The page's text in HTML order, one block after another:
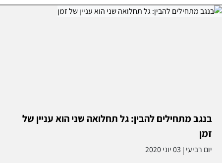
בנגב מתחילים להבין: גל תחלואה שני הוא עניין של
זמן
יום רביעי | 03 יוני 2020